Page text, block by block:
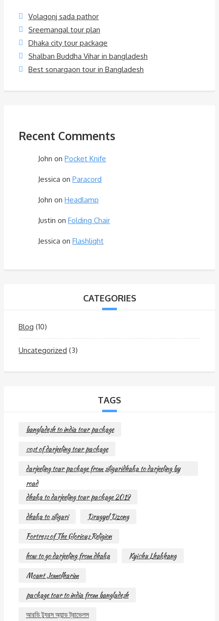
Volagonj sada pathor
Sreemangal tour plan
Dhaka city tour package
Shalban Buddha Vihar in bangladesh
Best sonargaon tour in Bangladesh
Recent Comments
John on Pocket Knife
Jessica on Paracord
John on Headlamp
Justin on Folding Chair
Jessica on Flashlight
CATEGORIES
Blog (10)
Uncategorized (3)
TAGS
bangladesh to india tour package
cost of darjeeling tour package
darjeeling tour package from siliguridhaka to darjeeling by
road
dhaka to darjeeling tour package 2019
dhaka to siliguri
Drugyel Dzong
Fortress of The Glorious Religion
how to go darjeeling from dhaka
Kyichu Lhakhang
Mount Jomolharim
package tour to india from bangladesh
আরডি ট্যুরস অ্যান্ড ট্রাভেলস